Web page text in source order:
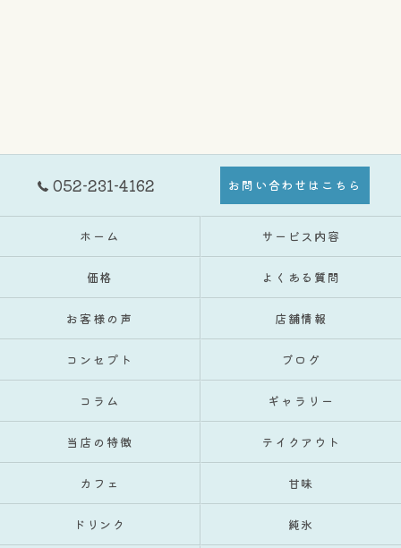
052-231-4162 お問い合わせはこちら
ホーム サービス内容
価格 よくある質問
お客様の声 店舗情報
コンセプト ブログ
コラム ギャラリー
当店の特徴 テイクアウト
カフェ 甘味
ドリンク 純氷